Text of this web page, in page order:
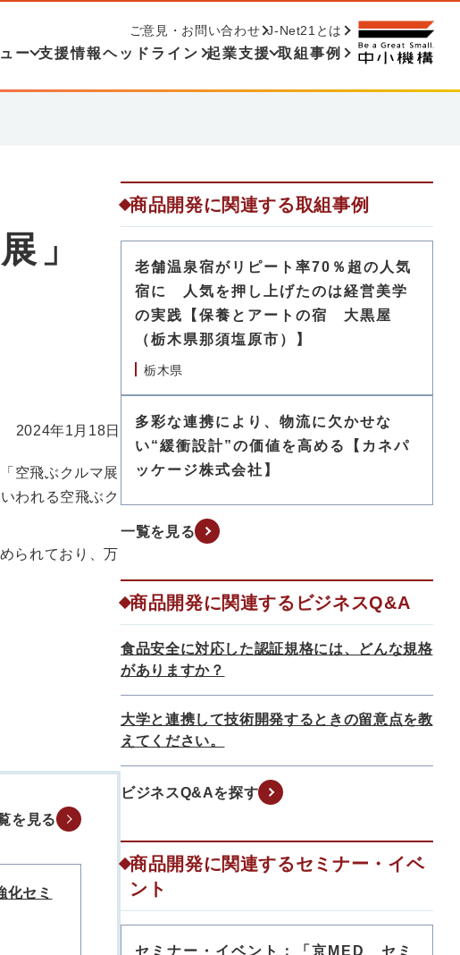
ー 支援情報ヘッドライン 起業支援 取組事例
ご意見・お問い合わせ J-Net21とは
」
2024年1月18日
空飛ぶクルマ展
われる空飛ぶク
られており、万
を見る
化セミ
商品開発に関連する取組事例
老舗温泉宿がリピート率70％超の人気
宿に 人気を押し上げたのは経営美学
の実践【保養とアートの宿 大黒屋
（栃木県那須塩原市）】
栃木県
多彩な連携により、物流に欠かせな
い“緩衝設計”の価値を高める【カネパ
ッケージ株式会社】
一覧を見る
商品開発に関連するビジネスQ&A
食品安全に対応した認証規格には、どんな規格
がありますか？
大学と連携して技術開発するときの留意点を教
えてください。
ビジネスQ&Aを探す
商品開発に関連するセミナー・イベ
ント
セミナー・イベント：「京MED セミ